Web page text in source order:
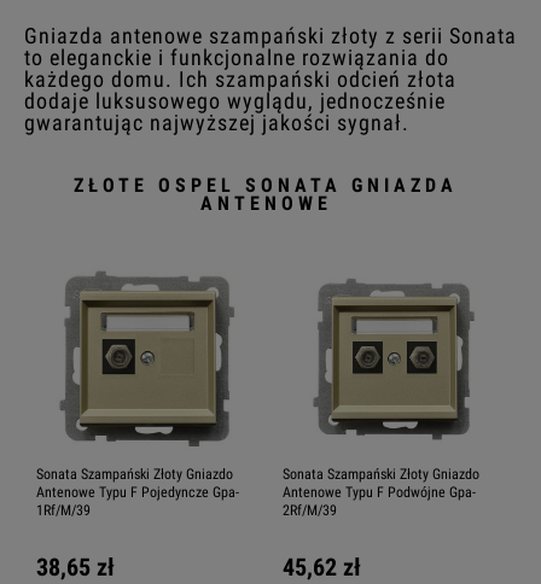
Gniazda antenowe szampański złoty z serii Sonata
to eleganckie i funkcjonalne rozwiązania do
każdego domu. Ich szampański odcień złota
dodaje luksusowego wyglądu, jednocześnie
gwarantując najwyższej jakości sygnał.
ZŁOTE OSPEL SONATA GNIAZDA
ANTENOWE
Sonata Szampański Złoty Gniazdo
Antenowe Typu F Pojedyncze Gpa-
1Rf/M/39
38,65 zł
Sonata Szampański Złoty Gniazdo
Antenowe Typu F Podwójne Gpa-
2Rf/M/39
45,62 zł